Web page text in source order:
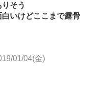
そう
いけどここまで露骨
01/04(金)